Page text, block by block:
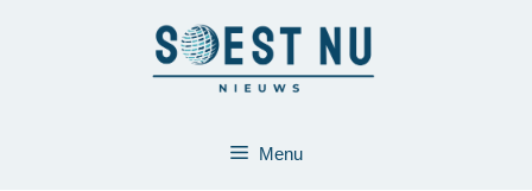
Menu